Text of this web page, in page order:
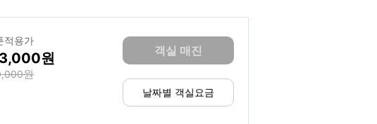
적용가
객실 매진
날짜별 객실요금